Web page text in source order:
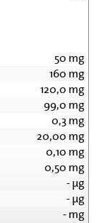
50 mg
160 mg
120,0 mg
99,0 mg
0,3mg
20,00 mg
0,10 mg
0,50 mg
-µg
-µg
-mg